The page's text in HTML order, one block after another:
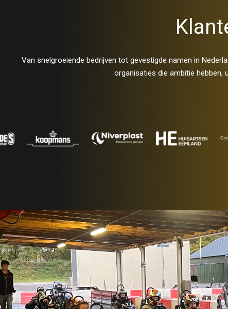
Van snelgroeiende bedrijven tot gevestigde namen in
organisaties die ambitie hebben,